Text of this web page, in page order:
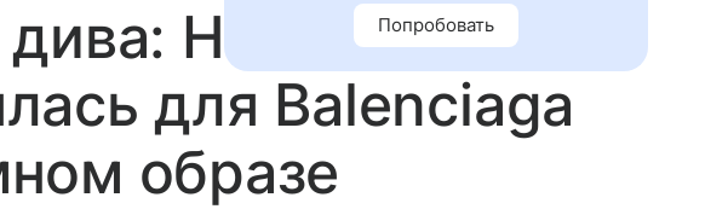
дива: Николь
для Balenciaga
образе
Попробовать